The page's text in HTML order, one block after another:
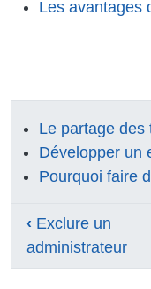
Les avantages
Le partage des
Développer un
Pourquoi faire
Liens
‹ Exclure un
administrateur